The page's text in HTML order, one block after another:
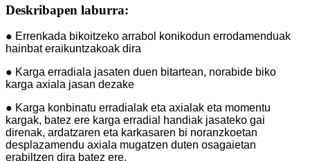
Deskribapen laburra:
● Errenkada bikoitzeko arrabol konikodun errodamenduak
hainbat eraikuntzakoak dira
● Karga erradiala jasaten duen bitartean, norabide biko
karga axiala jasan dezake
● Karga konbinatu erradialak eta axialak eta momentu
kargak, batez ere karga erradial handiak jasateko gai
direnak, ardatzaren eta karkasaren bi noranzkoetan
desplazamendu axiala mugatzen duten osagaietan
erabiltzen dira batez ere.